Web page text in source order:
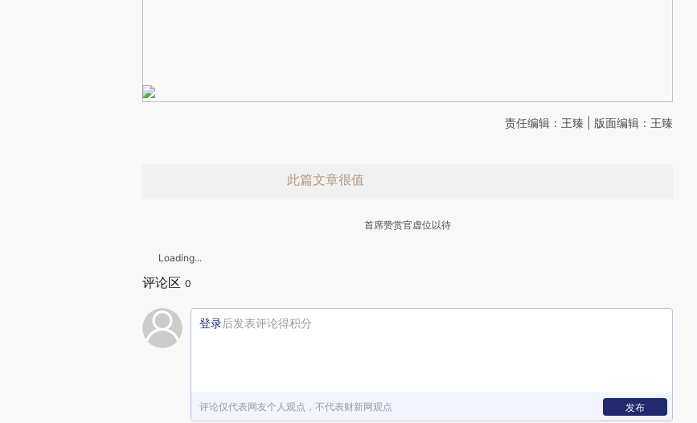
责任编辑：王臻 | 版面编辑：王臻
此篇文章很值
首席赞赏官虚位以待
Loading...
评论区 0
登录后发表评论得积分
评论仅代表网友个人观点，不代表财新网观点 发布